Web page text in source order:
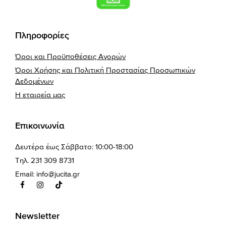
Πληροφορίες
Όροι και Προϋποθέσεις Αγορών
Όροι Χρήσης και Πολιτική Προστασίας Προσωπικών
Δεδομένων
Η εταιρεία μας
Επικοινωνία
Δευτέρα έως Σάββατο: 10:00-18:00
Τηλ. 231 309 8731
Email: info@jucita.gr
Newsletter